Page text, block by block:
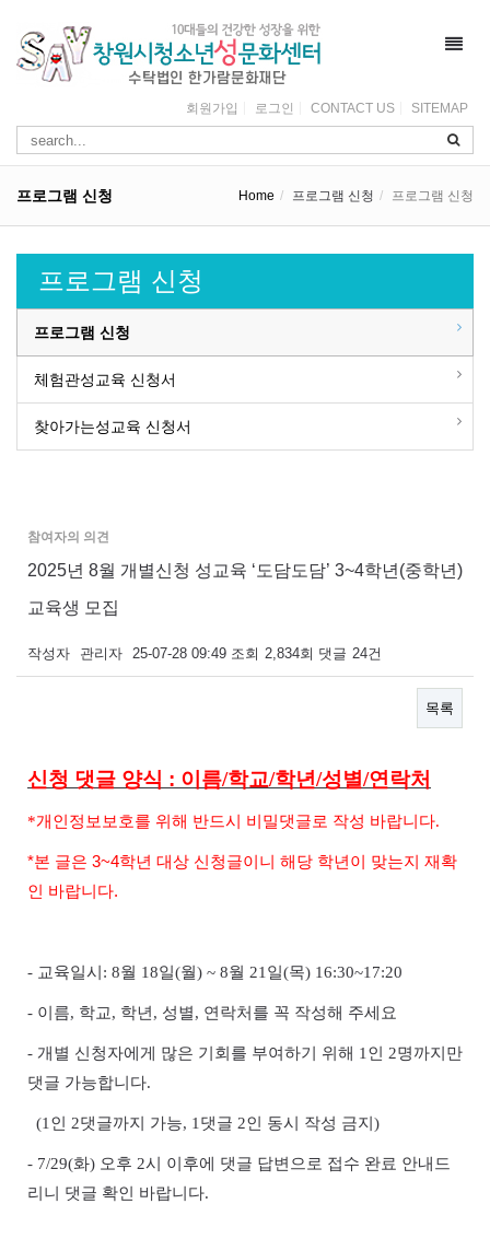
회원가입 로그인 CONTACT US SITEMAP
프로그램 신청 Home 프로그램 신청 프로그램 신청
프로그램 신청
프로그램 신청
체험관성교육 신청서
찾아가는성교육 신청서
참여자의 의견
2025년 8월 개별신청 성교육 ‘도담도담’ 3~4학년(중학년)
교육생 모집
작성자 관리자 25-07-28 09:49 조회 2,834회 댓글 24건
목록
본문
신청 댓글 양식 : 이름/학교/학년/성별/연락처
*개인정보보호를 위해 반드시 비밀댓글로 작성 바랍니다.
*본 글은 3~4학년 대상 신청글이니 해당 학년이 맞는지 재확
인 바랍니다.
- 교육일시 : 8월 18일(월) ~ 8월 21일(목) 16:30~17:20
- 이름, 학교, 학년, 성별, 연락처를 꼭 작성해 주세요
- 개별 신청자에게 많은 기회를 부여하기 위해 1 인 2명까지만
댓글 가능합니다.
(1 인 2댓글까지 가능, 1댓글 2인 동시 작성 금지 )
- 7/29(화) 오후 2시 이후에 댓글 답변으로 접수 완료 안내드
리니 댓글 확인 바랍니다.